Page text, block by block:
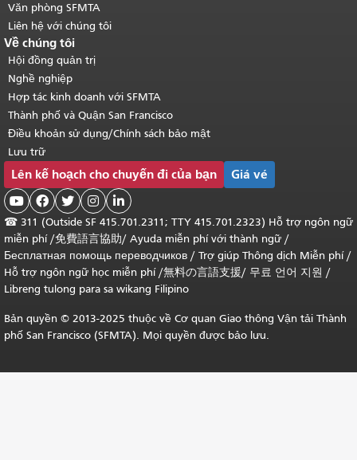
Văn phòng SFMTA
Liên hệ với chúng tôi
Về chúng tôi
Hội đồng quản trị
Nghề nghiệp
Hợp tác kinh doanh với SFMTA
Thành phố và Quận San Francisco
Điều khoản sử dụng/Chính sách bảo mật
Lưu trữ
Lên kế hoạch cho chuyến đi của bạn Giá vé
    
☎ 311 (Outside SF 415.701.2311; TTY 415.701.2323) Hỗ trợ ngôn ngữ
miễn phí /免費語言協助/ Ayuda miễn phí với thành ngữ /
Бесплатная помощь переводчиков / Trợ giúp Thông dịch Miễn phí/
Hỗ trợ ngôn ngữ học miễn phí/無料の言語支援/ 무료 언어 지원 /
Libreng tulong para sa wikang Filipino
Bản quyền © 2013-2025 thuộc về Cơ quan Giao thông Vận tải Thành
phố San Francisco (SFMTA). Mọi quyền được bảo lưu.